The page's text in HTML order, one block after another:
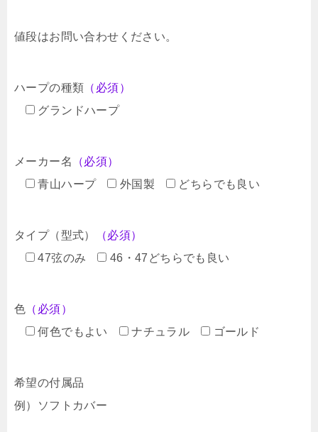
値段はお問い合わせください。
ハープの種類 （必須）
グランドハープ
メーカー名
（必須）
青山ハープ
外国製 どちらでも良い
タイプ（型式）
（必須）
47弦のみ
46・47どちらでも良い
色 （必須）
何色でもよい
ナチュラル ゴールド
希望の付属品
例）ソフトカバー